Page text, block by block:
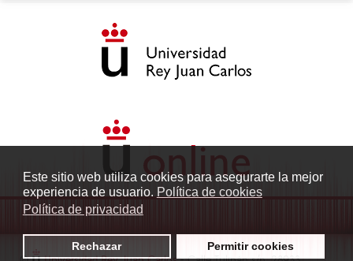
Este sitio web utiliza cookies para asegurarte la mejor
experiencia de usuario. Política de cookies
Política de privacidad
Rechazar Permitir cookies